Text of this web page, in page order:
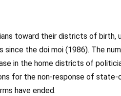
toward their districts of birth,
the doi moi (1986). The
in the home districts of
for the non-response of state-
have ended.